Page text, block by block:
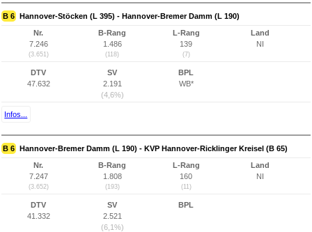
B 6 Hannover-Stöcken (L 395) - Hannover-Bremer Damm (L 190)
Nr.
7.246
(3.651)
B-Rang
1.486
(118)
L-Rang
139
(7)
Land
NI
DTV
47.632
SV
2.191
(4,6%)
BPL
WB*
Infos...
B 6 Hannover-Bremer Damm (L 190) - KVP Hannover-Ricklinger Kreisel (B 65)
Nr.
7.247
(3.652)
B-Rang
1.808
(193)
L-Rang
160
(11)
Land
NI
DTV
41.332
SV
2.521
(6,1%)
BPL